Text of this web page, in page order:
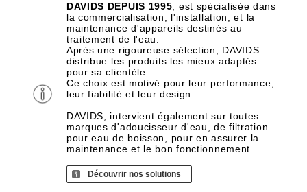
DAVIDS DEPUIS 1995 , est spécialisée dans
la commercialisation, l'installation, et la
maintenance d'appareils destinés au
traitement de l'eau.
Après une rigoureuse sélection, DAVIDS
distribue les produits les mieux adaptés
pour sa clientèle.
Ce choix est motivé pour leur performance,
leur fiabilité et leur design.
DAVIDS, intervient également sur toutes
marques d'adoucisseur d'eau, de filtration
pour eau de boisson, pour en assurer la
maintenance et le bon fonctionnement.
Découvrir nos solutions